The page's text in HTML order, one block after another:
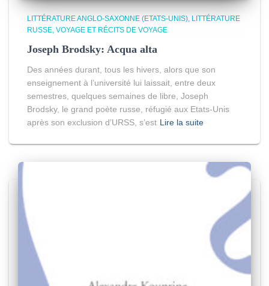
LITTÉRATURE ANGLO-SAXONNE (ETATS-UNIS) LITTÉRATURE
RUSSE VOYAGE ET RÉCITS DE VOYAGE
Joseph Brodsky: Acqua alta
Des années durant, tous les hivers, alors que son
enseignement à l’université lui laissait, entre deux
semestres, quelques semaines de libre, Joseph
Brodsky, le grand poète russe, réfugié aux Etats-Unis
après son exclusion d’URSS, s’est Lire la suite